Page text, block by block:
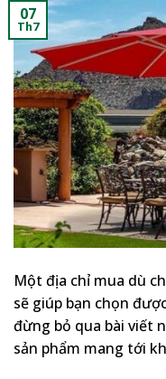
07
Th7
Một địa chỉ mua dù
sẽ giúp bạn chọn
đừng bỏ qua bài viết
sản phẩm mang tới